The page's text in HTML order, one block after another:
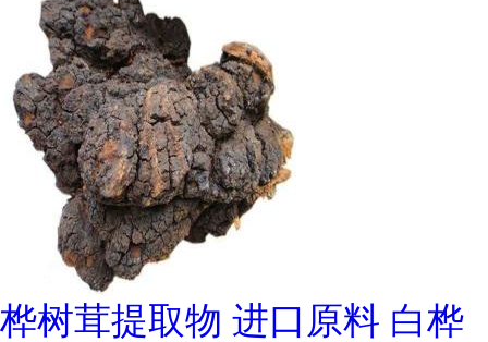
桦树茸提取物 进口原料 白桦